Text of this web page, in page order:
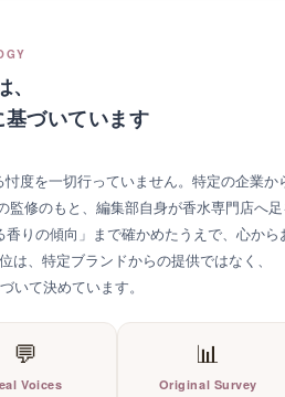
すか？
、
づいています
度を一切行っていません。特定の企業から
りの傾向」まで確かめたうえで、心からお
は、特定ブランドからの提供ではなく、
いて決めています。